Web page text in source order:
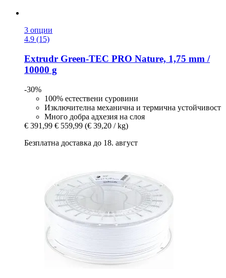
3 опции
4.9 (15)
Extrudr Green-​TEC PRO Naturе, 1,75 mm /
10000 g
-30%
100% естествени суровини
Изключителна механична и термична устойчивост
Много добра адхезия на слоя
€ 391,99 € 559,99 (€ 39,20 / kg)
Безплатна доставка до 18. август